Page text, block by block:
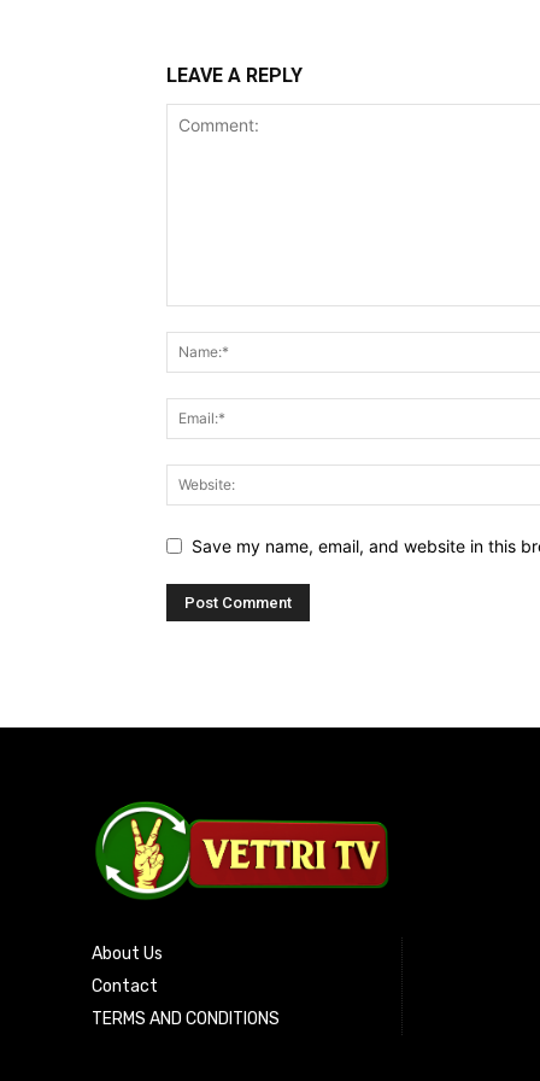
LEAVE A REPLY
Save my name, email, and website in this
About Us
Contact
TERMS AND CONDITIONS